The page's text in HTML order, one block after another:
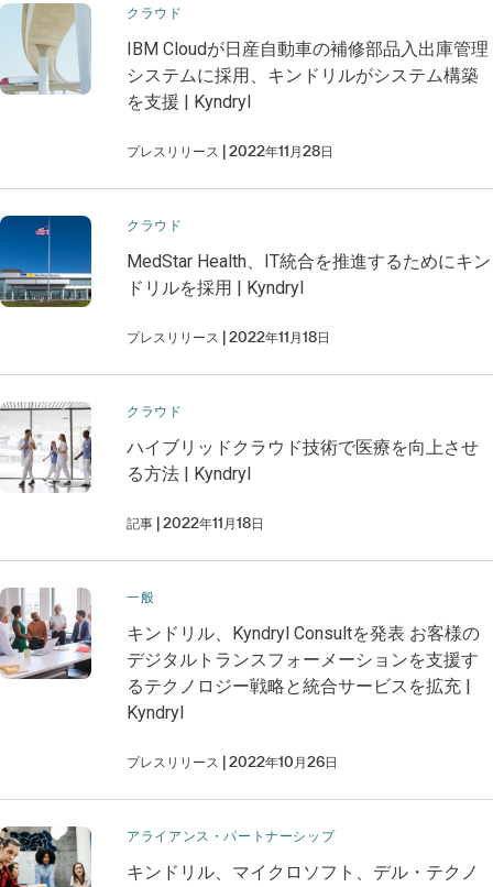
クラウド
IBM Cloudが日産自動車の補修部品入出庫管理
システムに採用、キンドリルがシステム構築
を支援 | Kyndryl
プレスリリース 2022年11月28日
クラウド
MedStar Health、IT統合を推進するためにキン
ドリルを採用 | Kyndryl
プレスリリース 2022年11月18日
クラウド
ハイブリッドクラウド技術で医療を向上させ
る方法 | Kyndryl
記事 2022年11月18日
一般
キンドリル、Kyndryl Consultを発表 お客様の
デジタルトランスフォーメーションを支援す
るテクノロジー戦略と統合サービスを拡充 |
Kyndryl
プレスリリース 2022年10月26日
アライアンス・パートナーシップ
キンドリル、マイクロソフト、デル・テクノ